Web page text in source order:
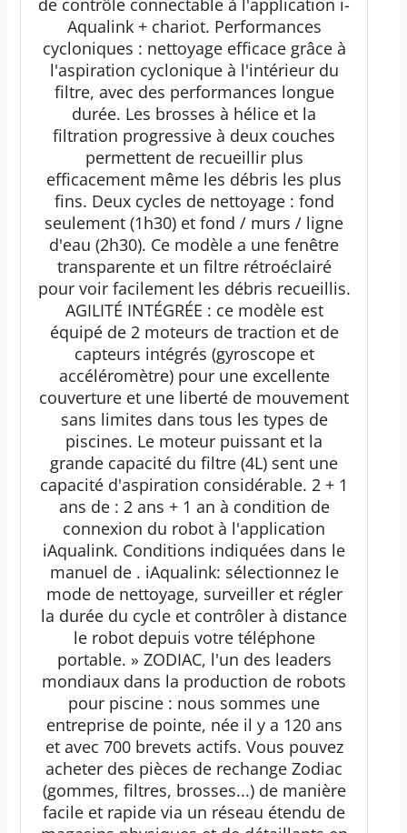
Aqualink + chariot. Performances
cycloniques : nettoyage efficace grâce à
l'aspiration cyclonique à l'intérieur du
filtre, avec des performances longue
durée. Les brosses à hélice et la
filtration progressive à deux couches
permettent de recueillir plus
efficacement même les débris les plus
fins. Deux cycles de nettoyage : fond
seulement (1h30) et fond / murs / ligne
d'eau (2h30). Ce modèle a une fenêtre
transparente et un filtre rétroéclairé
pour voir facilement les débris recueillis.
AGILITÉ INTÉGRÉE : ce modèle est
équipé de 2 moteurs de traction et de
capteurs intégrés (gyroscope et
accéléromètre) pour une excellente
couverture et une liberté de mouvement
sans limites dans tous les types de
piscines. Le moteur puissant et la
grande capacité du filtre (4L) sent une
capacité d'aspiration considérable. 2 + 1
ans de : 2 ans + 1 an à condition de
connexion du robot à l'application
iAqualink. Conditions indiquées dans le
manuel de . iAqualink: sélectionnez le
mode de nettoyage, surveiller et régler
la durée du cycle et contrôler à distance
le robot depuis votre téléphone
portable. » ZODIAC, l'un des leaders
mondiaux dans la production de robots
pour piscine : nous sommes une
entreprise de pointe, née il y a 120 ans
et avec 700 brevets actifs. Vous pouvez
acheter des pièces de rechange Zodiac
(gommes, filtres, brosses...) de manière
facile et rapide via un réseau étendu de